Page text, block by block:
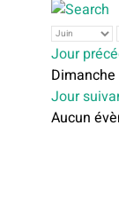
Jour
Jour
Aucun